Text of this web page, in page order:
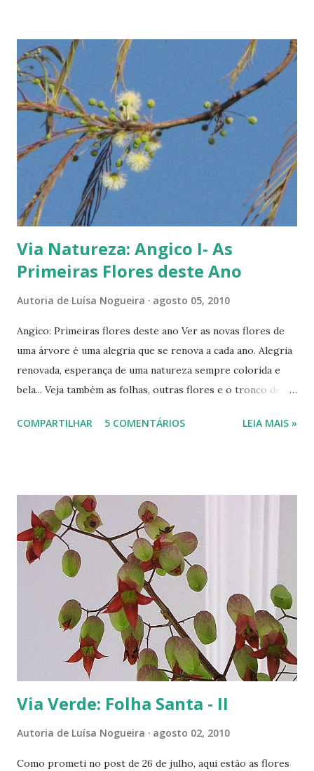
população ribeirinha. As nascentes ficam no município de
Silvânia, Goiás, no Setor Daiana, já nas proximidades do
Distrito Agroindustrial de Anápolis, conforme ela nos
relata em seu blog. É um exemplo de coragem e
dedicação. Seu trabalho pode ser acompanhado através do
blog SOS Nascentes do Rio Piracanjuba. Que venham
outras Helenas Bernardes! Nossos rios precisam delas! E
você, como está cuidando de cada gotinha de vida que
chega até sua casa? ...
Via Natureza: Angico I- As
Primeiras Flores deste Ano
Autoria de Luísa Nogueira agosto 05, 2010
Angico: Primeiras flores deste ano Ver as novas flores de
uma árvore é uma alegria que se renova a cada ano. Alegria
renovada, esperança de uma natureza sempre colorida e
bela... Veja também as folhas, outras flores e o tronco de
Folhas e Flores e Angico: Tronco e Galhos . Ou também
COMPARTILHAR 5 COMENTÁRIOS LEIA MAIS »
Via Verde: Folha Santa - II
Autoria de Luísa Nogueira agosto 02, 2010
Como prometi no post de 26 de julho, aqui estão as flores